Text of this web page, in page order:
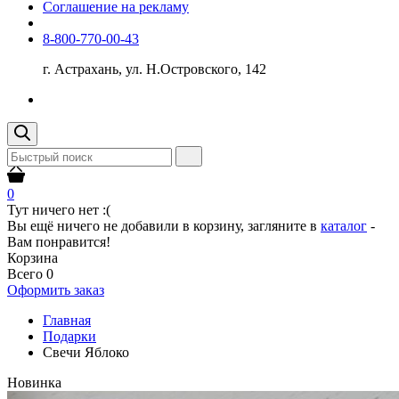
Соглашение на рекламу
8-800-770-00-43
г. Астрахань, ул. Н.Островского, 142
0
Тут ничего нет :(
Вы ещё ничего не добавили в корзину, загляните в каталог -
Вам понравится!
Корзина
Всего 0
Оформить заказ
Главная
Подарки
Свечи Яблоко
Новинка